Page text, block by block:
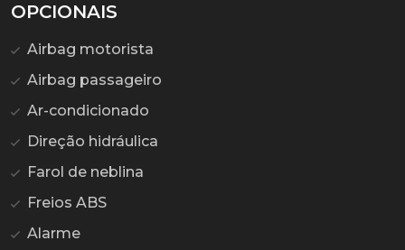
OPCIONAIS
Airbag motorista
Airbag passageiro
Ar-condicionado
Direção hidráulica
Farol de neblina
Freios ABS
Alarme